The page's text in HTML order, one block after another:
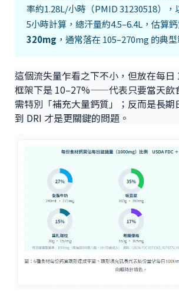
率約1.28L/小時（PMID 31230518），
5小時計算，總汗量約4.5–6.4L，估算
320mg ，通常落在 105–270mg 的典型
這個流失量乍看之下不小，但放在每日
框架下是 10–27%——代表只要當天飲
需特別「補充大量鈣質」；反而是長期
到 DRI 才是更關鍵的問題。